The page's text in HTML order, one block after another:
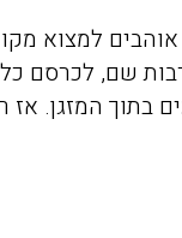
אוהבים למצוא
שם, לכרסם
המזגן. אז